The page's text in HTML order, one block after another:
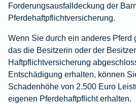
Forderungsausfalldeckung der
Pferdehaftpflichtversicherung.
Wenn Sie durch ein anderes Pferd
das die Besitzerin oder der
Haftpflichtversicherung
Entschädigung erhalten, können
Schadenhöhe von 2.500 Euro
eigenen Pferdehaftpflicht erhalten.